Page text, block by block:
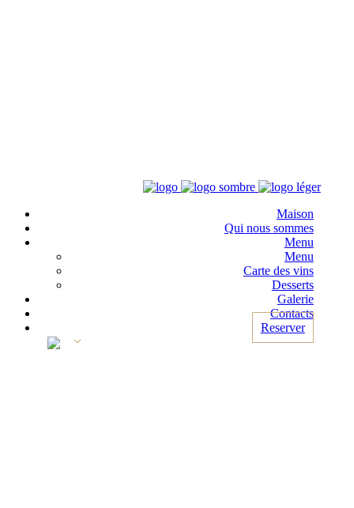
Maison
Qui nous sommes
Menu
Menu
Carte des vins
Desserts
Galerie
Contacts
Reserver